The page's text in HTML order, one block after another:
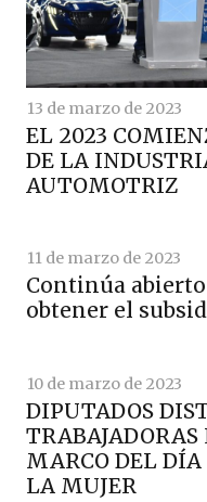
13 de marzo de 2023
EL 2023
DE LA
AUTOMOTRIZ
11 de marzo de 2023
Continúa
obtener el
10 de marzo de 2023
DIPUTADOS
MARCO DEL
LA MUJER